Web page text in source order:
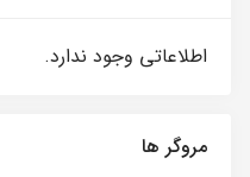
اطلاعاتی وجود ندارد.
مروگر ها